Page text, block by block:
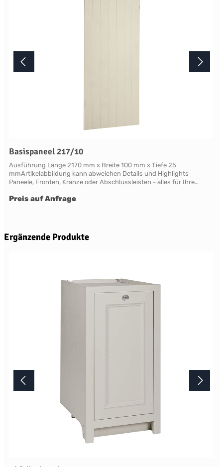
Basispaneel 217/10
Ausführung Länge 2170 mm x Breite 100 mm x Tiefe 25
mmArtikelabbildung kann abweichen Details und Highlights
Paneele, Fronten, Kränze oder Abschlussleisten - alles für Ihre
variablen Ausstattungen und DimensionenNahezu grenzenlose
dieser "handpainted" Oberflächen sind der matte Glanz und der
sichtbare feine Pinseleffekt. Die visuelle und haptische Wirkung einer
englischen Manufaktur gefertigt.Die Lieferzeit beträgt daher
mindestens acht Wochen. Mehr Informationen Bitte beachten Sie,
aufgrund der Lichtverhältnisse bei der Produktfotografie und
unterschiedlichenBildschirmeinstellungen kann es dazu kommen,
Preis auf Anfrage
Produktgalerie überspringen
Ergänzende Produkte